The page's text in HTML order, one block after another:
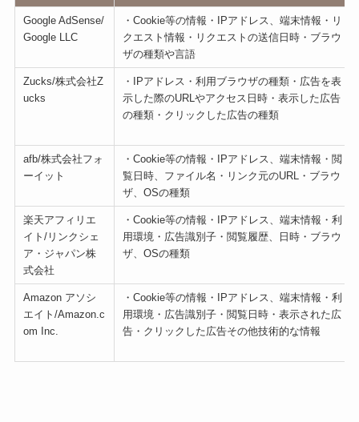
Google AdSense/
Google LLC
・Cookie等の情報・IPアドレス、端末情報・リ
クエスト情報・リクエストの送信日時・ブラウ
ザの種類や言語
Zucks/株式会社Z
ucks
・IPアドレス・利用ブラウザの種類・広告を表
示した際のURLやアクセス日時・表示した広告
の種類・クリックした広告の種類
afb/株式会社フォ
ーイット
・Cookie等の情報・IPアドレス、端末情報・閲
覧日時、ファイル名・リンク元のURL・ブラウ
ザ、OSの種類
楽天アフィリエ
イト/リンクシェ
ア・ジャパン株
式会社
・Cookie等の情報・IPアドレス、端末情報・利
用環境・広告識別子・閲覧履歴、日時・ブラウ
ザ、OSの種類
Amazon アソシ
エイト/Amazon.c
om Inc.
・Cookie等の情報・IPアドレス、端末情報・利
用環境・広告識別子・閲覧日時・表示された広
告・クリックした広告その他技術的な情報